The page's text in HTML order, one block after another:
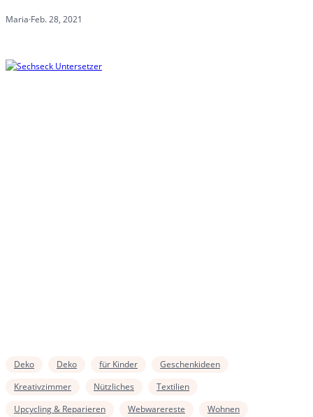
Maria·Feb. 28, 2021
Deko Deko für Kinder
Geschenkideen
Kreativzimmer
Nützliches
Textilien
Upcycling & Reparieren
Webwarereste Wohnen